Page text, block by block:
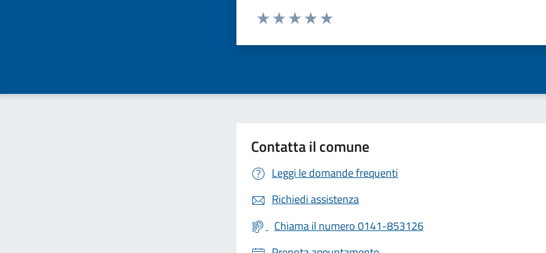
Valuta da 1 a 5 stelle la pagina
Contatta il comune
Leggi le domande frequenti
Richiedi assistenza
Chiama il numero 0141-853126